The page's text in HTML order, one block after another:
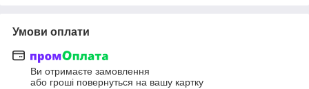
Умови оплати
Ви отримаєте замовлення
або гроші повернуться на вашу картку